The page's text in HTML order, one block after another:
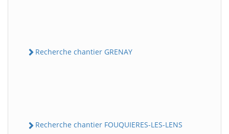
Recherche chantier GRENAY
Recherche chantier FOUQUIERES-LES-LENS